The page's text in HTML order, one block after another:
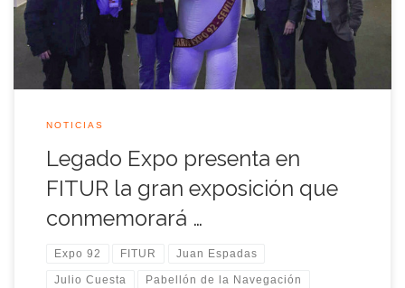
presentación de los mismos contó […]
NOTICIAS
Legado Expo presenta en
FITUR la gran exposición que
conmemorará …
Expo 92 FITUR Juan Espadas
Julio Cuesta Pabellón de la Navegación